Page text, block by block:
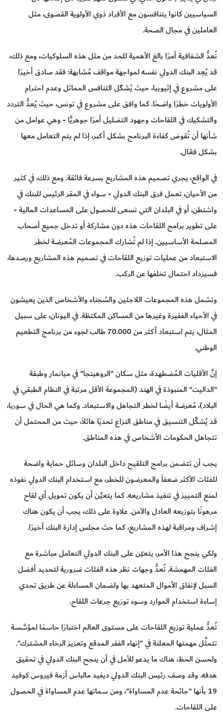
السياسيين كانوا يتنافسون مع الأفراد ذوي الأولوية القصوى، مثل
العاملين في مجال الصحة.
تُعدُّ الشفافية أمرًا بالغ الأهمية للحد من مثل هذه السلوكيات، ومع ذلك،
قد يُعِد البنك الدولي نفسه لمواجهة مواقف مُشابهة: فقد صادق أخيرًا
على مشروع في إثيوبيا، حيث يُشكّل التنافس المماثل وعدم احترام
الأولويات خطرًا واضحًا. كما وافق على مشروع في تونس، حيث يُعدُّ التردد
والتشكيك في اللقاحات وجهود التضليل أمرًا جوهريًّا - وهي عوامل من
شأنها أن تُقوض كفاءة البرنامج بشكل أكبر، إذا لم يتم التعامل معها
بشكل فعّال.
في الواقع، يجري تصميم هذه المشاريع بسرعة فائقة. ومع ذلك، في كثير
من الأحيان، تعمل فرق البنك الدولي - سواء في المقر الرئيس للبنك في
واشنطن، أو في البلدان التي تسعى للحصول على المساعدات المالية -
على تطوير برامج اللقاحات هذه دون مشاركة أو تدخل جميع أصحاب
المصلحة الأساسيين. إذا لم تُشارك المجموعات المُعرضة لخطر
الاستبعاد من عمليات توزيع اللقاحات في تصميم هذه المشاريع ورصدها،
فسيزداد احتمال تخلفها عن الركب.
وتشمل هذه المجموعات اللاجئين والسُجناء والأشخاص الذين يعيشون
في الأحياء الفقيرة وغيرها من المساكن المكتظة. في اليونان، على سبيل
المثال، يتم استبعاد أكثر من 70.000 طالب لجوء من برنامج التطعيم
الوطني.
إنَّ الأقليات المُضطهدة، مثل سكان "الروهينجا" في ميانمار وطبقة
"الداليت" المنبوذة في الهند (المجموعة الأقل مرتبة في النظام الطبقي في
البلاد)، مُعرضة أيضًا لخطر التجاهل والاستبعاد. وكما هي الحال في سوريا،
قد يُشكِّل التنسيق في مناطق النزاع تحديًا هائلاً، حيث من المحتمل أن
تتجاهل الحكومات الأشخاص في هذه المناطق.
يجب أن تتضمن برامج التلقيح داخل البلدان وسائل حماية واضحة
للفئات الأكثر ضعفاً والمعرضون للخطر، مع استخدام البنك الدولي نفوذه
لمنع التمييز في تنفيذ مشاريعه. كما يتعيَّن أن يكون تمويل أي لقاح
مرهونًا بتوزيعه العادل والآمن. علاوة على ذلك، يجب أن يكون هناك
إشراف ومراقبة لهذه المشاريع، كما حث مجلس إدارة البنك أخيرًا.
ولكي ينجح هذا الأمر، يتعيّن على البنك الدولي التعامل مباشرة مع
الفئات المهمشة. تُعدُّ وجهات نظر هذه الفئات ضرورية لتحديد أفضل
السبل لإنفاق الأموال المتعهد بها ولضمان المساءلة عن طريق تحدي
إساءة استخدام الموارد وسوء توزيع جرعات اللقاح.
تُعدُّ عملية توزيع اللقاحات على مستوى العالم اختبارًا حاسمًا لمؤسَّسة
تتمثَّل مهمتها المعلنة في "إنهاء الفقر المدقع وتعزيز الرخاء المشترك".
ولحسن الحظ، هناك ما يدعو للأمل في أن ينجح البنك الدولي في تحقيق
هدفه. وقد وصف رئيس البنك الدولي ديفيد مالباس أزمة فيروس كوفيد
19 بأنها "جائحة عدم المساواة"، ومن سماتها عدم المساواة في الحصول
على اللقاحات.